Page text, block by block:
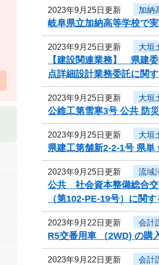
2023年9月25日更新 加納
岐阜県立加納高等学校で
2023年9月25日更新 大垣
【建設関連業務】 県建
点詳細設計業務委託に関
2023年9月25日更新 大垣
公維工第雪寒3号 公共 防
2023年9月25日更新 大垣
県建工第舗新2-2-1号 県
2023年9月25日更新 流域
公共 社会資本整備総合交
（第102-PE-19号）に関
2023年9月22日更新 会計
R5交番用車 （2WD) の購
2023年9月22日更新 会計